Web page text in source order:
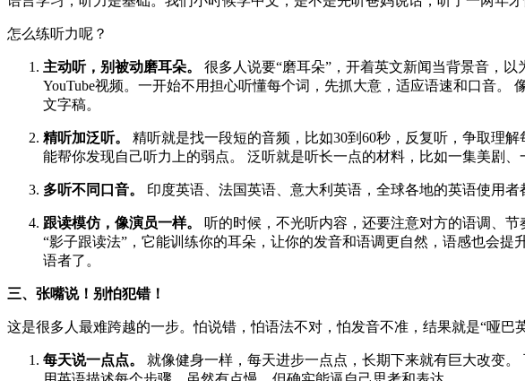
怎么练听力呢？
主动听，别被动磨耳朵。 很多人说要“磨耳朵”，开着英文新闻当背景音，
YouTube视频。一开始不用担心听懂每个词，先抓大意，适应语速和口音。
文字稿。
精听加泛听。
精听就是找一段短的音频，比如30到60秒，反复听，争取理
能帮你发现自己听力上的弱点。 泛听就是听长一点的材料，比如一集美剧
多听不同口音。 印度英语、法国英语、意大利英语，全球各地的英语使用
跟读模仿，像演员一样。
听的时候，不光听内容，还要注意对方的语调、
“影子跟读法”，它能训练你的耳朵，让你的发音和语调更自然，语感也会
语者了。
三、张嘴说！别怕犯错！
这是很多人最难跨越的一步。怕说错，怕语法不对，怕发音不准，结果就是“哑巴
每天说一点点。
就像健身一样，每天进步一点点，长期下来就有巨大改变